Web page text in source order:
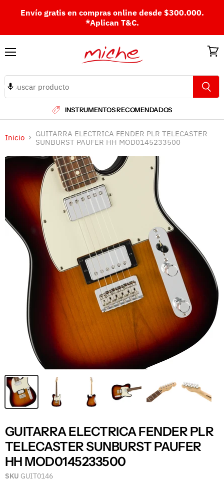
Envío gratis en compras online desde $300.000.
*Aplican T&C.
INSTRUMENTOS RECOMENDADOS
Inicio
GUITARRA ELECTRICA FENDER PLR TELECASTER
SUNBURST PAUFER HH MOD0145233500
GUITARRA ELECTRICA FENDER PLR
TELECASTER SUNBURST PAUFER
HH MOD0145233500
SKU GUIT0146